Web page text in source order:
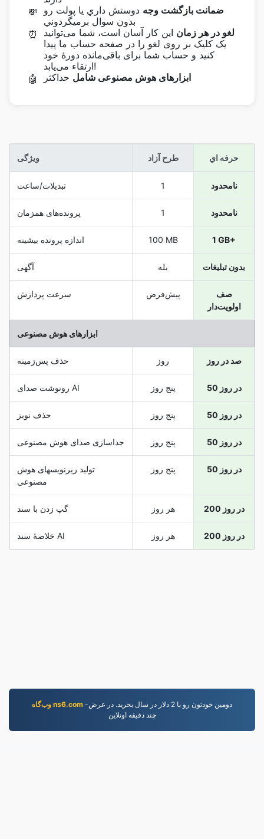
💸
ضمانت بازگشت وجه دوستش داري يا پولت رو
بدون سوال برميگردوني
⏰
لغو در هر زمان این کار آسان است، شما می‌توانید
یک کلیک بر روی لغو را در صفحه حساب ما پیدا
کنید و حساب شما برای باقی‌مانده دورهٔ خود
ارتقاء می‌یابد!
🤖
ابزارهای هوش مصنوعی شامل حداکثر
ویژگی طرح آزاد حرفه اي
تبدیلات/ساعت 1 نامحدود
پرونده‌های همزمان 1 نامحدود
اندازه پرونده بیشینه 100 MB 1 GB+
آگهی بله بدون تبلیغات
سرعت پردازش پیش‌فرض
صف
اولویت‌دار
ابزارهای هوش مصنوعی
حذف پس‌زمینه روز صد در روز
رونوشت صدای AI پنج روز 50 در روز
حذف نویز پنج روز 50 در روز
جداسازی صدای هوش مصنوعی پنج روز 50 در روز
تولید زیرنویسهای هوش
مصنوعی
پنج روز 50 در روز
گپ زدن با سند هر روز 200 در روز
خلاصۀ سند AI هر روز 200 در روز
وب‌گاه ns6.com -دومين خودتون رو با 2 دلار در سال بخريد. در عرض
چند دقيقه اونلاين